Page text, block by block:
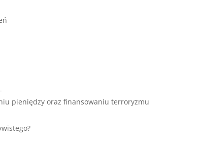
pieniędzy oraz finansowaniu terroryzmu